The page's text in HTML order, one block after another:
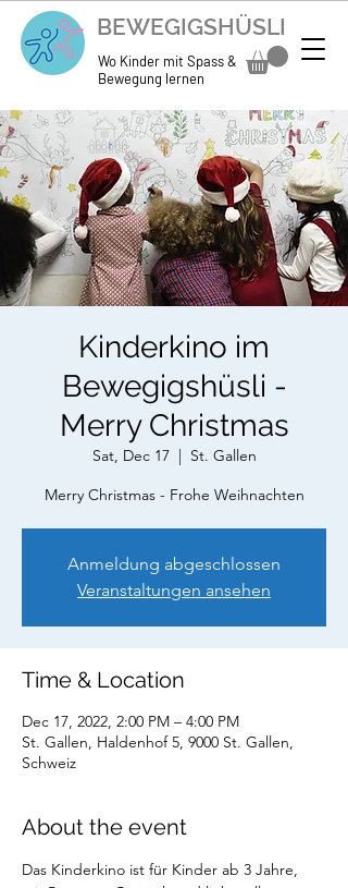
BEWEGIGSHÜSLI
Wo Kinder mit Spass &
Bewegung lernen
Kinderkino im
Bewegigshüsli -
Merry Christmas
Sat, Dec 17
  |
St. Gallen
Merry Christmas - Frohe Weihnachten
Anmeldung abgeschlossen
Veranstaltungen ansehen
Time & Location
Dec 17, 2022, 2:00 PM – 4:00 PM
St. Gallen, Haldenhof 5, 9000 St. Gallen,
Schweiz
About the event
Das Kinderkino ist für Kinder ab 3 Jahre,